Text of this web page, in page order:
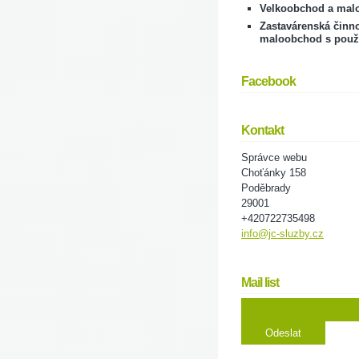
Velkoobchod a
Zastavárenská
maloobchod s
Facebook
Kontakt
Správce webu
Choťánky 158
Poděbrady
29001
+420722735498
info@jc-sluzby.cz
Mail list